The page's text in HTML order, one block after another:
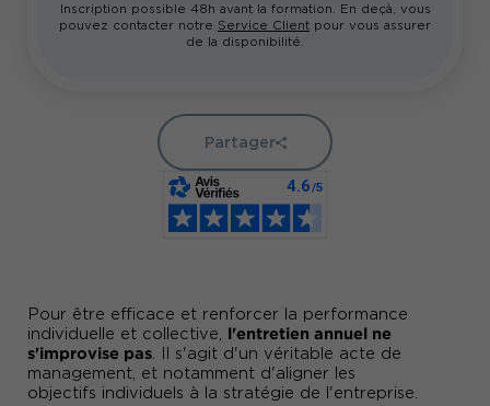
Pour être efficace et renforcer la performance
individuelle et collective, l'entretien annuel ne
s'improvise pas. Il s'agit d'un véritable acte de
management, et notamment d'aligner les
objectifs individuels à la stratégie de l'entreprise.
Inscription possible 48h avant la formation. En deçà, vous
pouvez contacter notre Service Client pour vous assurer
de la disponibilité.
Partager